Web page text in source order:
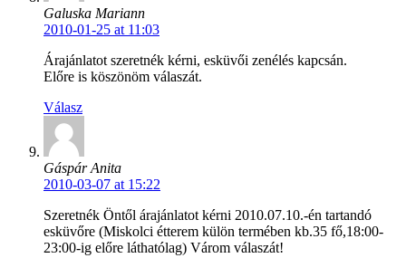
Galuska Mariann
2010-01-25 at 11:03
Árajánlatot szeretnék kérni, esküvői zenélés kapcsán.
Előre is köszönöm válaszát.
Válasz
Gáspár Anita
2010-03-07 at 15:22
Szeretnék Öntől árajánlatot kérni 2010.07.10.-én tartandó
esküvőre (Miskolci étterem külön termében kb.35 fő,18:00-
23:00-ig előre láthatólag) Várom válaszát!